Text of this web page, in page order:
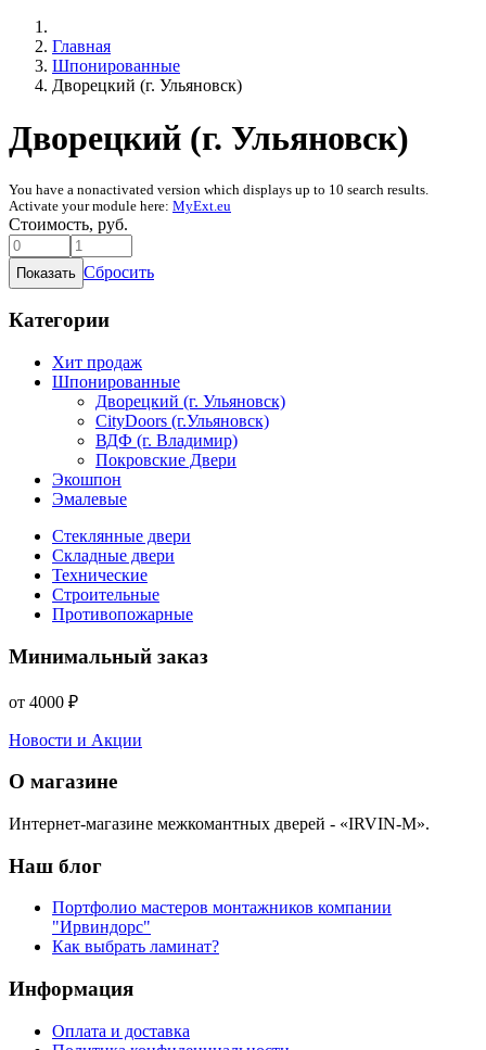
Главная
Шпонированные
Дворецкий (г. Ульяновск)
Дворецкий (г. Ульяновск)
You have a nonactivated version which displays up to 10 search results.
Activate your module here: MyExt.eu
Стоимость, руб.
Сбросить
Категории
Хит продаж
Шпонированные
Дворецкий (г. Ульяновск)
CityDoors (г.Ульяновск)
ВДФ (г. Владимир)
Покровские Двери
Экошпон
Эмалевые
Стеклянные двери
Складные двери
Технические
Строительные
Противопожарные
Минимальный заказ
от 4000 ₽
Новости и Акции
О магазине
Интернет-магазине межкомантных дверей - «IRVIN-M».
Наш блог
Портфолио мастеров монтажников компании
"Ирвиндорс"
Как выбрать ламинат?
Информация
Оплата и доставка